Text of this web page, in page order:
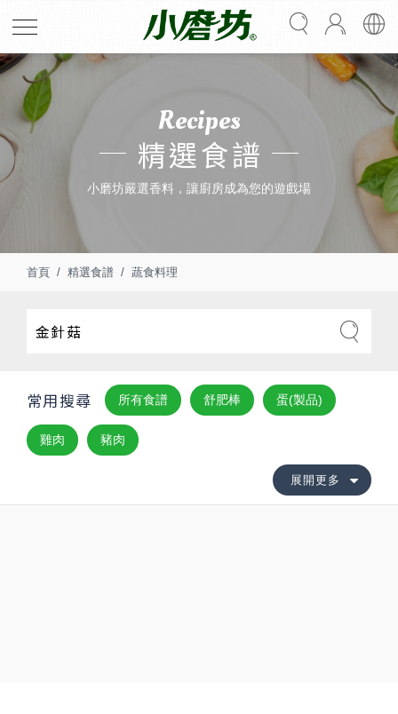
Recipes
精選食譜
小磨坊嚴選香料，讓廚房成為您的遊戲場
首頁 精選食譜 蔬食料理
常用搜尋 所有食譜 舒肥棒 蛋(製品)
雞肉 豬肉
展開更多